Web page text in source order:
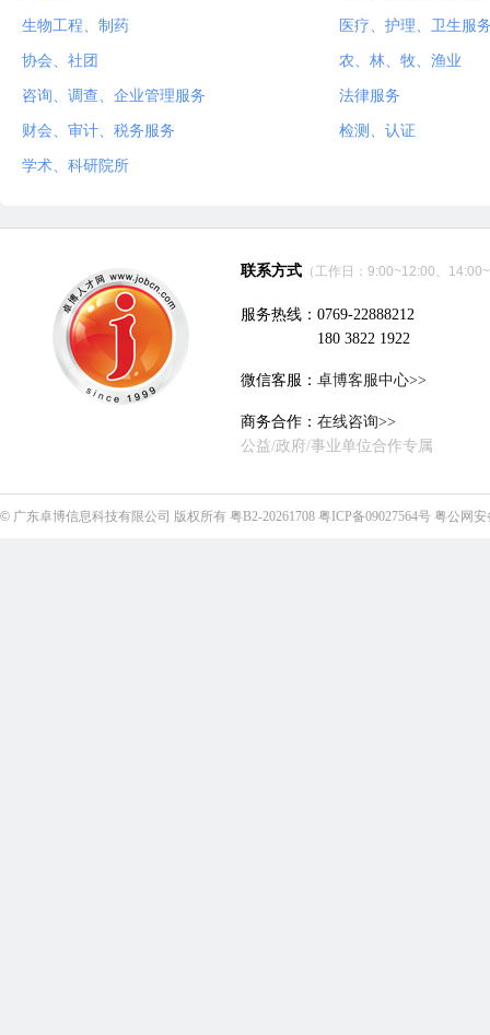
生物工程、制药 医疗、护理、卫生服
协会、社团 农、林、牧、渔业
咨询、调查、企业管理服务 法律服务
财会、审计、税务服务 检测、认证
学术、科研院所
联系方式 （工作日：9:00~12:00、
服务热线：0769-22888212
180 3822 1922
微信客服： 卓博客服中心>>
商务合作： 在线咨询>>
公益/政府/事业单位合作专属
© 广东卓博信息科技有限公司 版权所有 粤B2-20261708 粤ICP备09027564号 粤公网安